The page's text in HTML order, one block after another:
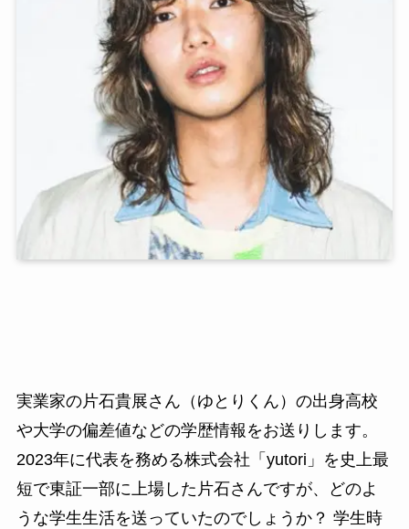
実業家の片石貴展さん（ゆとりくん）の出身高校
や大学の偏差値などの学歴情報をお送りします。
2023年に代表を務める株式会社「yutori」を史上最
短で東証一部に上場した片石さんですが、どのよ
うな学生生活を送っていたのでしょうか？ 学生時